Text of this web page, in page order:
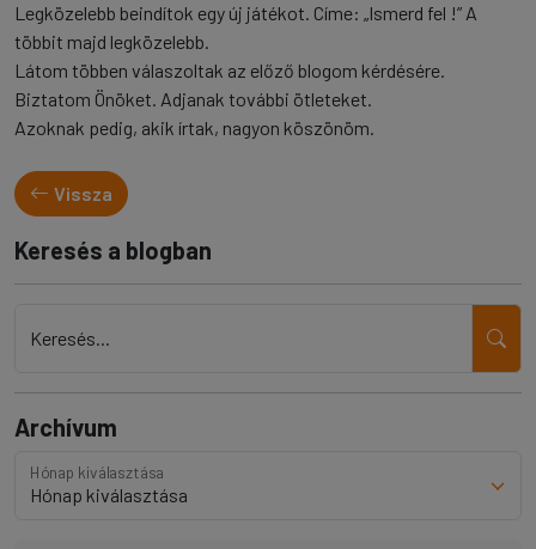
Legközelebb beindítok egy új játékot. Címe: „Ismerd fel !” A
többit majd legközelebb.
Látom többen válaszoltak az előző blogom kérdésére.
Biztatom Önöket. Adjanak további ötleteket.
Azoknak pedig, akik írtak, nagyon köszönöm.
Vissza
Keresés a blogban
Keresés...
Archívum
Hónap kiválasztása